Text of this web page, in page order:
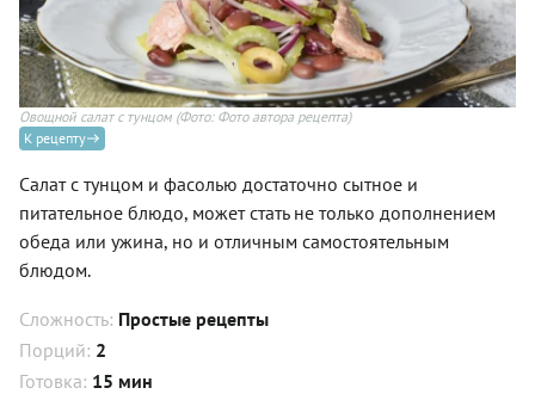
Овощной салат с тунцом (Фото: Фото автора рецепта)
К рецепту
Салат с тунцом и фасолью достаточно сытное и
питательное блюдо, может стать не только дополнением
обеда или ужина, но и отличным самостоятельным
блюдом.
Сложность: Простые рецепты
Порций: 2
Готовка: 15 мин